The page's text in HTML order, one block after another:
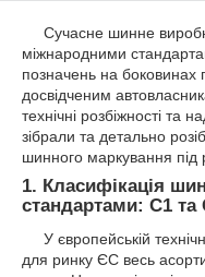
Сучасне шинне
міжнародними
позначень на боковинах
досвідченим
технічні розбіжності та
зібрали та детально
шинного маркування під
1. Класифікація
стандартами: С1 та
У європейській
для ринку ЄС весь